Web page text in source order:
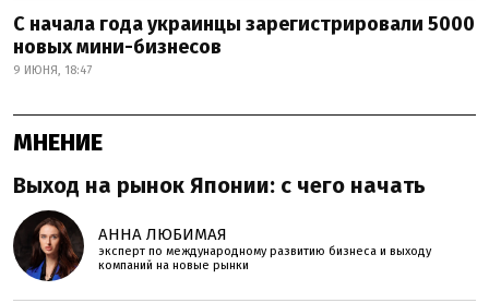
С начала года украинцы зарегистрировали 5000
новых мини-бизнесов
9 ИЮНЯ, 18:47
МНЕНИЕ
Выход на рынок Японии: с чего начать
АННА ЛЮБИМАЯ
эксперт по международному развитию бизнеса и выходу
компаний на новые рынки